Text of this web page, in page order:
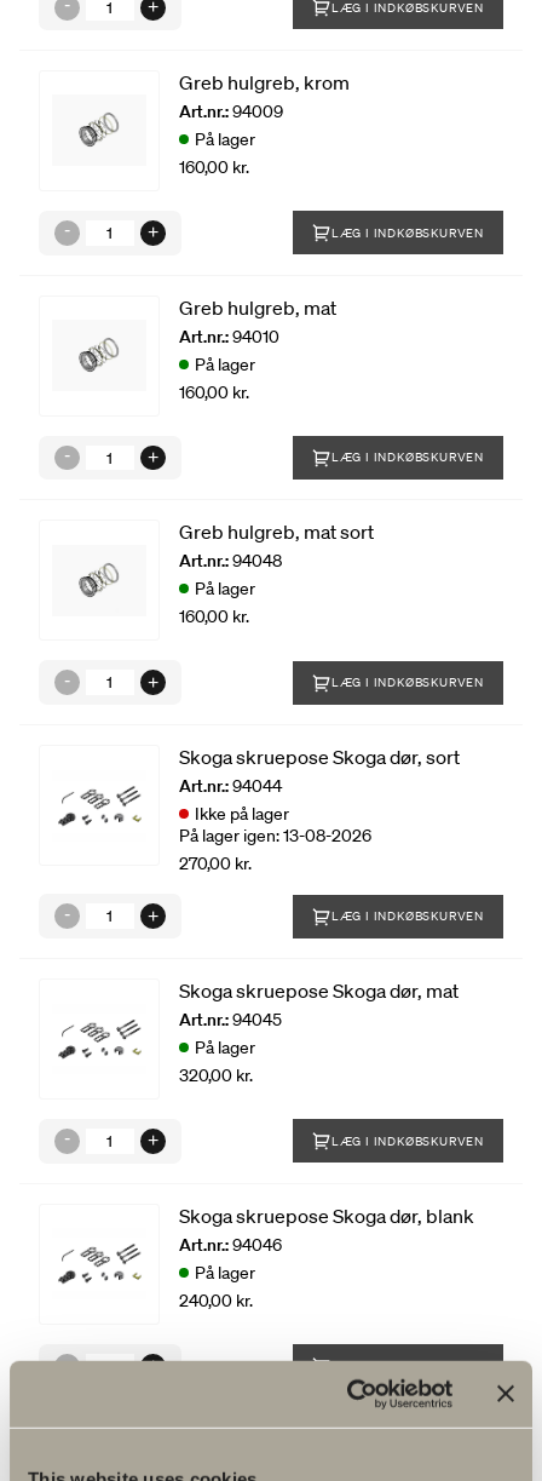
LÆG I INDKØBSKURVEN
Greb hulgreb, krom
Art.nr.:94009
På lager
160,00 kr.
LÆG I INDKØBSKURVEN
Greb hulgreb, mat
Art.nr.:94010
På lager
160,00 kr.
LÆG I INDKØBSKURVEN
Greb hulgreb, mat sort
Art.nr.:94048
På lager
160,00 kr.
LÆG I INDKØBSKURVEN
Skoga skruepose Skoga dør, sort
Art.nr.:94044
Ikke på lager
På lager igen: 13-08-2026
270,00 kr.
LÆG I INDKØBSKURVEN
Skoga skruepose Skoga dør, mat
Art.nr.:94045
På lager
320,00 kr.
LÆG I INDKØBSKURVEN
Skoga skruepose Skoga dør, blank
Art.nr.:94046
På lager
240,00 kr.
LÆG I INDKØBSKURVEN
Art.nr.: 98210